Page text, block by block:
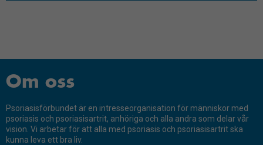
Om oss
Psoriasisförbundet är en intresseorganisation för människor med
psoriasis och psoriasisartrit, anhöriga och alla andra som delar vår
vision. Vi arbetar för att alla med psoriasis och psoriasisartrit ska
kunna leva ett bra liv.
välja bort.
De behövs
för att